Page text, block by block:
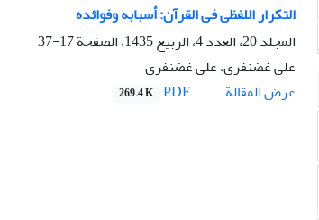
التکرار اللفظی فی القرآن: أسبابه وفوائده
المجلد 20، العدد 4، الربيع 1435، الصفحة
17-37
علی غضنفری، علی غضنفری
عرض المقالة
269.4 K